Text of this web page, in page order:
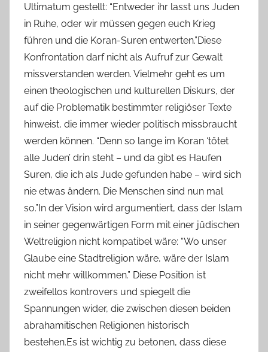
Ultimatum gestellt: “Entweder ihr lasst uns Juden
in Ruhe, oder wir müssen gegen euch Krieg
führen und die Koran-Suren entwerten.”Diese
Konfrontation darf nicht als Aufruf zur Gewalt
missverstanden werden. Vielmehr geht es um
einen theologischen und kulturellen Diskurs, der
auf die Problematik bestimmter religiöser Texte
hinweist, die immer wieder politisch missbraucht
werden können. “Denn so lange im Koran ‘tötet
alle Juden’ drin steht – und da gibt es Haufen
Suren, die ich als Jude gefunden habe – wird sich
nie etwas ändern. Die Menschen sind nun mal
so.”In der Vision wird argumentiert, dass der Islam
in seiner gegenwärtigen Form mit einer jüdischen
Weltreligion nicht kompatibel wäre: “Wo unser
Glaube eine Stadtreligion wäre, wäre der Islam
nicht mehr willkommen.” Diese Position ist
zweifellos kontrovers und spiegelt die
Spannungen wider, die zwischen diesen beiden
abrahamitischen Religionen historisch
bestehen.Es ist wichtig zu betonen, dass diese